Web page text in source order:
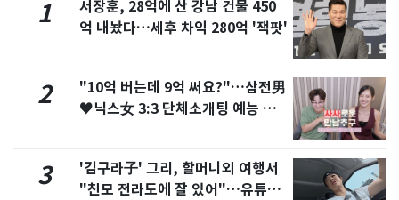
1
서장훈, 28억에 산 강남 건물 450
억 내놨다…세후 차익 280억 '잭팟'
2
"10억 버는데 9억 써요?"…삼전男
♥닉스女 3:3 단체소개팅 예능 화
3
'김구라子' 그리, 할머니외 여행서
"친모 전라도에 잘 있어"…유튜브